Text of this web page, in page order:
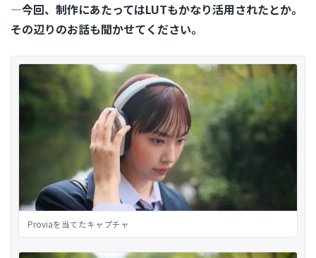
―今回、制作にあたってはLUTもかなり活用されたとか。
その辺りのお話も聞かせてください。
Proviaを当てたキャプチャ